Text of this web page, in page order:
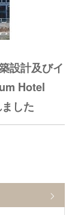
設計及びイ
Hotel
した